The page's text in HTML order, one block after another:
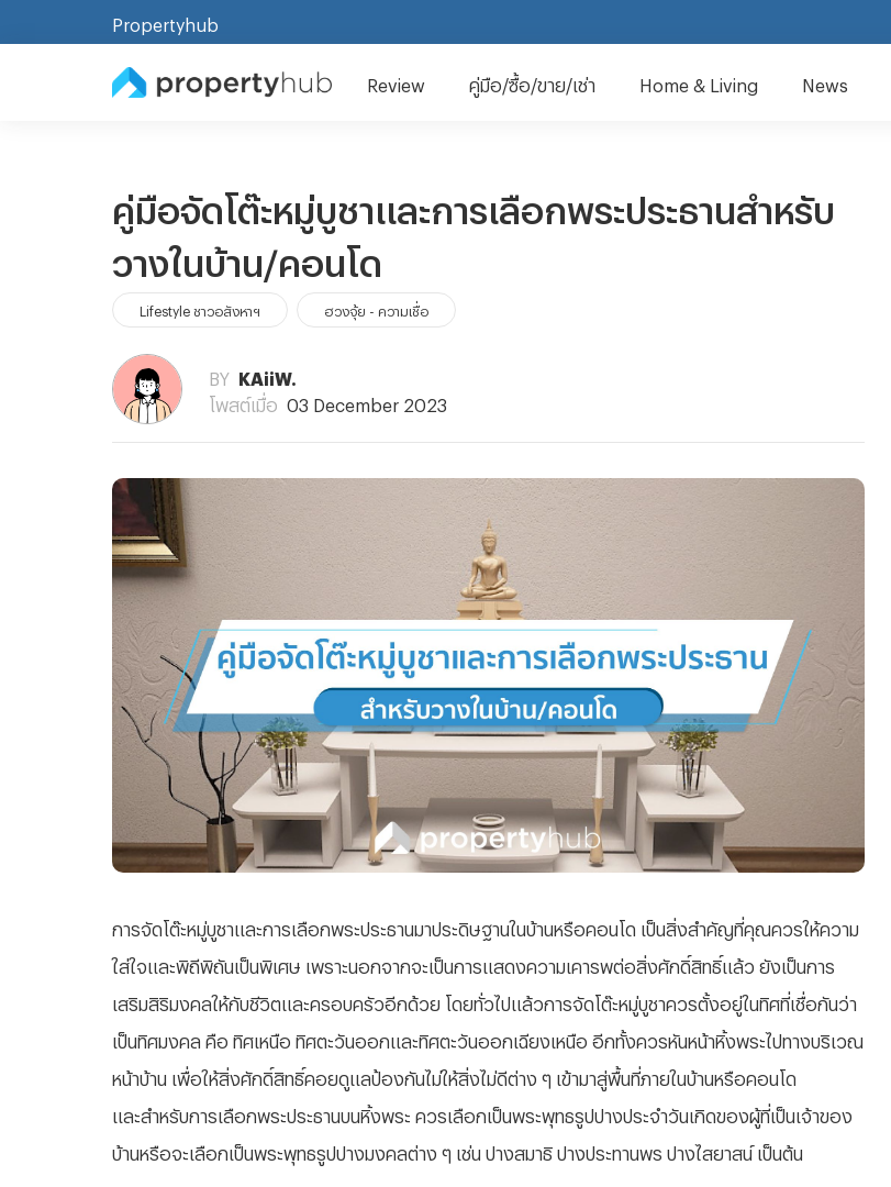
Propertyhub
Review คู่มือ/ซื้อ/ขาย/เช่า Home & Living News
คู่มือจัดโต๊ะหมู่บูชาและการเลือกพระประธานสำหรับ
วางในบ้าน/คอนโด
Lifestyle ชาวอสังหาฯ ฮวงจุ้ย - ความเชื่อ
BY
KAiiW.
โพสต์เมื่อ
03 December 2023
การจัดโต๊ะหมู่บูชาและการเลือกพระประธานมาประดิษฐานในบ้านหรือคอนโด เป็นสิ่งสำคัญที่คุณควรให้ความ
ใส่ใจและพิถีพิถันเป็นพิเศษ เพราะนอกจากจะเป็นการแสดงความเคารพต่อสิ่งศักดิ์สิทธิ์แล้ว ยังเป็นการ
เสริมสิริมงคลให้กับชีวิตและครอบครัวอีกด้วย โดยทั่วไปแล้วการจัดโต๊ะหมู่บูชาควรตั้งอยู่ในทิศที่เชื่อกันว่า
เป็นทิศมงคล คือ ทิศเหนือ ทิศตะวันออกและทิศตะวันออกเฉียงเหนือ อีกทั้งควรหันหน้าหิ้งพระไปทางบริเวณ
หน้าบ้าน เพื่อให้สิ่งศักดิ์สิทธิ์คอยดูแลป้องกันไม่ให้สิ่งไม่ดีต่าง ๆ เข้ามาสู่พื้นที่ภายในบ้านหรือคอนโด
และสำหรับการเลือกพระประธานบนหิ้งพระ ควรเลือกเป็นพระพุทธรูปปางประจำวันเกิดของผู้ที่เป็นเจ้าของ
บ้านหรือจะเลือกเป็นพระพุทธรูปปางมงคลต่าง ๆ เช่น ปางสมาธิ ปางประทานพร ปางไสยาสน์ เป็นต้น